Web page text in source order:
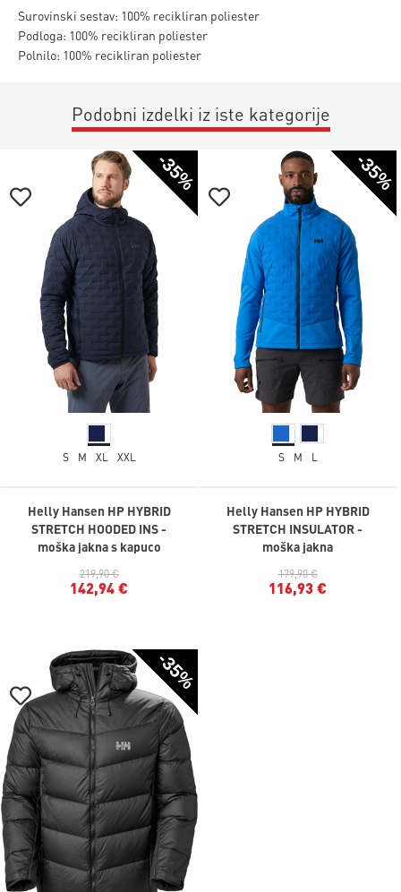
Surovinski sestav: 100% recikliran poliester
Podloga: 100% recikliran poliester
Polnilo: 100% recikliran poliester
Podobni izdelki iz iste kategorije
-35%
S M XL XXL
Helly Hansen HP HYBRID
STRETCH HOODED INS -
moška jakna s kapuco
219,90 €
142,94 €
-35%
S M L
Helly Hansen HP HYBRID
STRETCH INSULATOR -
moška jakna
179,90 €
116,93 €
-35%